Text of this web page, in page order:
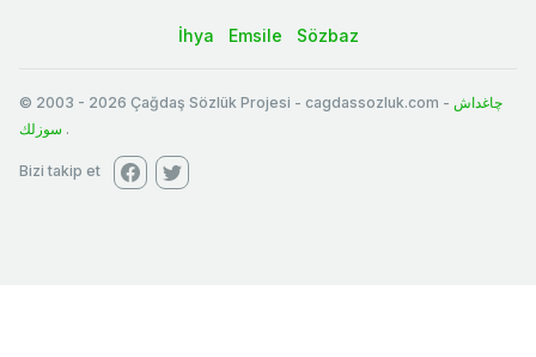
İhya Emsile Sözbaz
© 2003 - 2026 Çağdaş Sözlük Projesi - cagdassozluk.com - چاغداش
سوزلك .
Bizi takip et